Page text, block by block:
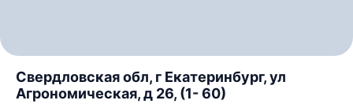
Свердловская обл, г Екатеринбург, ул
Агрономическая, д 26, (1- 60)